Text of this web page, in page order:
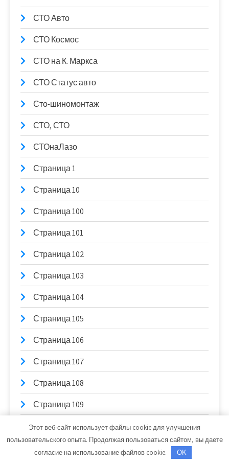
СТО Авто
СТО Космос
СТО на К. Маркса
СТО Статус авто
Сто-шиномонтаж
СТО, СТО
СТОнаЛазо
Страница 1
Страница 10
Страница 100
Страница 101
Страница 102
Страница 103
Страница 104
Страница 105
Страница 106
Страница 107
Страница 108
Страница 109
Страница 11
Этот веб-сайт использует файлы cookie для улучшения
пользовательского опыта. Продолжая пользоваться сайтом, вы даете
согласие на использование файлов cookie.
OK